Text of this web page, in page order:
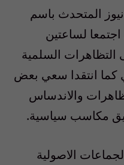
المتحدث باسم
لساعتين
السلمية
انتقدا سعي بعض
والاندساس
مكاسب سياسية.
الاصولية